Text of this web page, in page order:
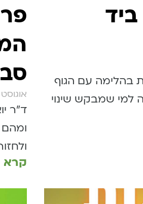
ביד
בהלימה עם הגוף
למי שמבקש שינוי
אוגוסט 30, 2025
ד״ר
ומהם
קרא